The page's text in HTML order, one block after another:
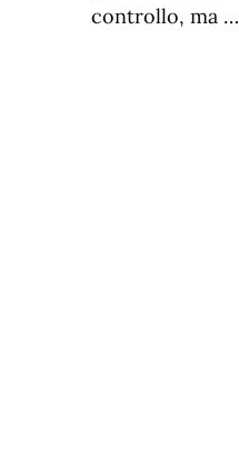
controllo, ma …